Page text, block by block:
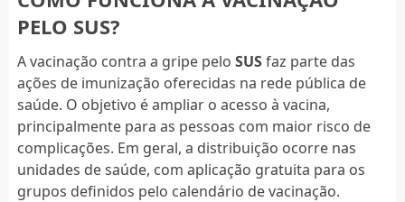
PELO SUS?
A vacinação contra a gripe pelo SUSfaz parte das
ações de imunização oferecidas na rede pública de
saúde. O objetivo é ampliar o acesso à vacina,
principalmente para as pessoas com maior risco de
complicações. Em geral, a distribuição ocorre nas
unidades de saúde, com aplicação gratuita para os
grupos definidos pelo calendário de vacinação.